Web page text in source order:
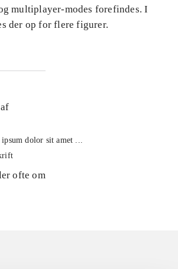
multiplayer-modes forefindes. I
der op for flere figurer.
dolor sit amet ...
ofte om